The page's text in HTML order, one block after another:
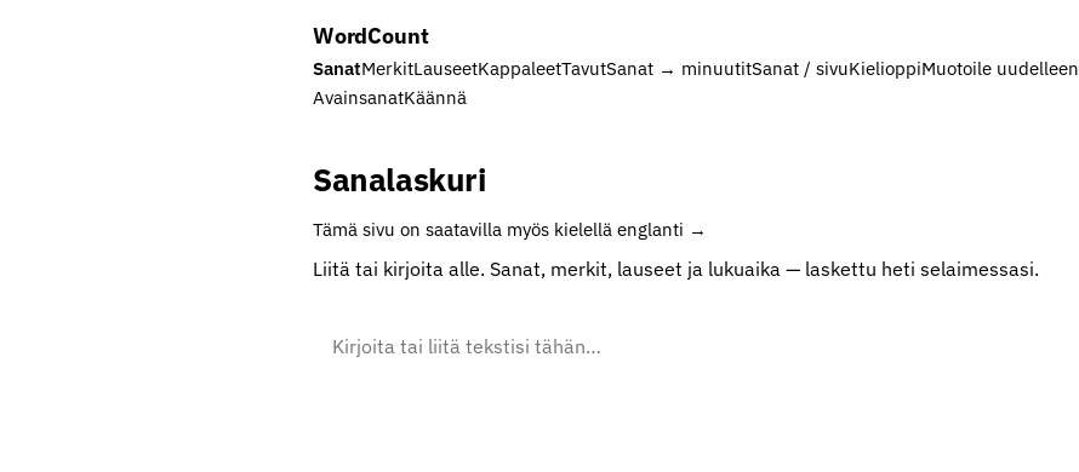
WordCount
SanatMerkitLauseetKappaleetTavutSanat → minuutitSanat / sivuKielioppiMuotoile uudelleen
AvainsanatKäännä
Sanalaskuri
Tämä sivu on saatavilla myös kielellä englanti →
Liitä tai kirjoita alle. Sanat, merkit, lauseet ja lukuaika — laskettu heti selaimessasi.